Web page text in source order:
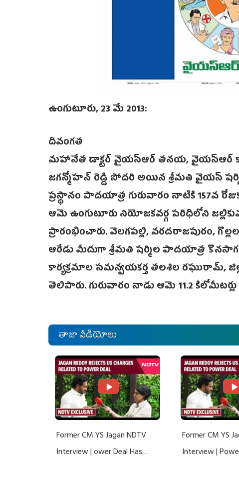
ఉంగుటూరు, 23 మే 2013:
దివంగత
మహానేత డాక్టర్ వైయస్ఆర్ తనయ, వైయస్ఆర్
జగన్మోహన్ రెడ్డి సోదరి అయిన శ్రీమతి వైయస్
ప్రస్థానం పాదయాత్ర గురువారం నాటికి 157వ
ఆమె ఉంగుటూరు నియోజకవర్గ పరిధిలోని
ప్రారంభించారు. వెలగపల్లి, వరదరాజపురం,
ఆరేడు మీదుగా శ్రీమతి షర్మిల పాదయాత్ర
కార్యక్రమాల సమన్వయకర్త తలశిల రఘురామ్,
తెలిపారు. గురువారం నాడు ఆమె 11.2
తాజా వీడియోలు
Former CM YS Jagan NDTV
Interview | ower Deal Has
Former CM YS
Interview |